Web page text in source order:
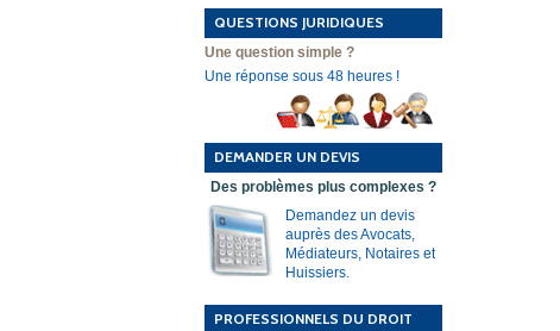
QUESTIONS JURIDIQUES
Une question simple ?
Une réponse sous 48 heures !
DEMANDER UN DEVIS
Des problèmes plus complexes ?
Demandez un devis
auprès des Avocats,
Médiateurs, Notaires et
Huissiers.
PROFESSIONNELS DU DROIT